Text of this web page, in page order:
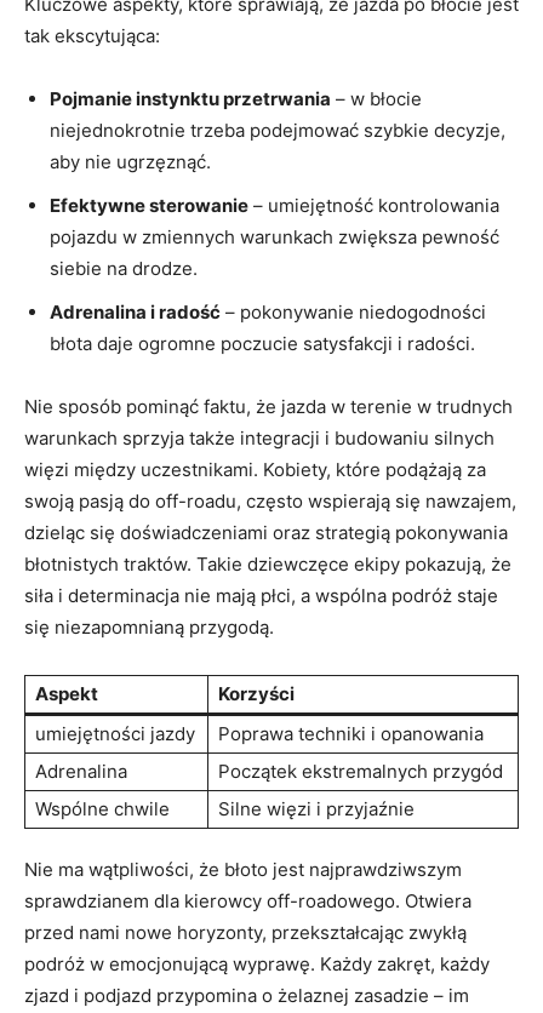
Kluczowe aspekty, które sprawiają, że jazda po błocie jest
tak ekscytująca:
Pojmanie instynktu przetrwania – w błocie
niejednokrotnie trzeba podejmować szybkie decyzje,
aby nie ugrzęznąć.
Efektywne sterowanie – umiejętność kontrolowania
pojazdu w zmiennych warunkach zwiększa pewność
siebie na drodze.
Adrenalina i radość – pokonywanie niedogodności
błota daje ogromne poczucie satysfakcji i radości.
Nie sposób pominąć faktu, że jazda w terenie w trudnych
warunkach sprzyja także integracji i budowaniu silnych
więzi między uczestnikami. Kobiety, które podążają za
swoją pasją do off-roadu, często wspierają się nawzajem,
dzieląc się doświadczeniami oraz strategią pokonywania
błotnistych traktów. Takie dziewczęce ekipy pokazują, że
siła i determinacja nie mają płci, a wspólna podróż staje
się niezapomnianą przygodą.
Aspekt
Korzyści
umiejętności jazdy
Poprawa techniki i opanowania
Adrenalina
Początek ekstremalnych przygód
Wspólne chwile
Silne więzi i przyjaźnie
Nie ma wątpliwości, że błoto jest najprawdziwszym
sprawdzianem dla kierowcy off-roadowego. Otwiera
przed nami nowe horyzonty, przekształcając zwykłą
podróż w emocjonującą wyprawę. Każdy zakręt, każdy
zjazd i podjazd przypomina o żelaznej zasadzie – im